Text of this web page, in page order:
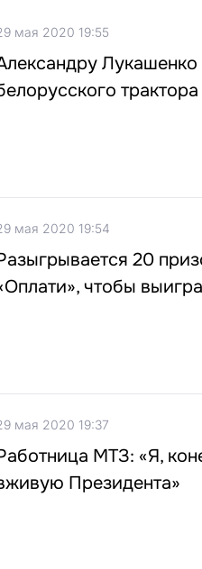
мая 2020 19:55
трактора
мая 2020 19:54
20
чтобы
мая 2020 19:37
МТЗ: «Я,
Президента»